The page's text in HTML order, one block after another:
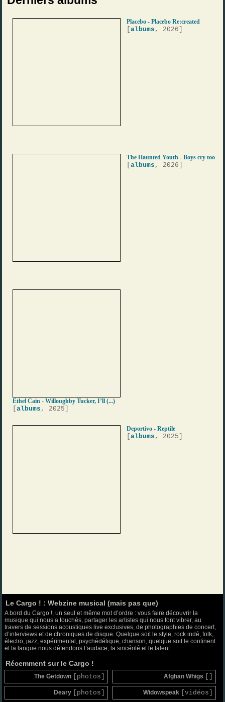
Placebo - Placebo Re:created
[albums , 2026]
The Haunted Youth - Boys cry too
[albums , 2026]
Ethel Cain - Willoughby Tucker, I’ll (...)
[albums , 2025]
Deportivo - Reptile
[albums , 2025]
Le Cargo ! : Webzine musical (mais pas que)
A bord du Cargo !, un seul et même mot d’ordre : vous faire découvrir la
musique qui nous a touchés, partager les artistes qui nous font vibrer, au
travers de sessions acoustiques live exclusives, de photographies de concert,
d’interviews et de chroniques de disque. Quelque soit le style, rock indé, folk,
électro, jazz, expérimental, psychédélique, chanson, quelque soit le continent
et la langue nous défendons l’audace, la sincérité et le talent.
Récemment sur le Cargo !
The Getdown [photos] Afghan Whigs
Deary [photos] Widowspeak [vidéos]